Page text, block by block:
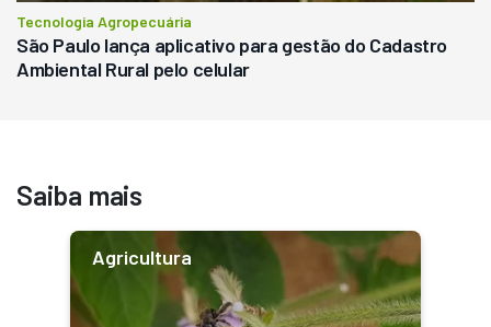
Tecnologia Agropecuária
São Paulo lança aplicativo para gestão do Cadastro
Ambiental Rural pelo celular
Saiba mais
Agricultura